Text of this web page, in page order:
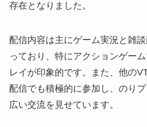
存在となりました。
配信内容は主にゲーム実況と雑
っており、特にアクションゲー
レイが印象的です。また、他の
配信でも積極的に参加し、のり
広い交流を見せています。